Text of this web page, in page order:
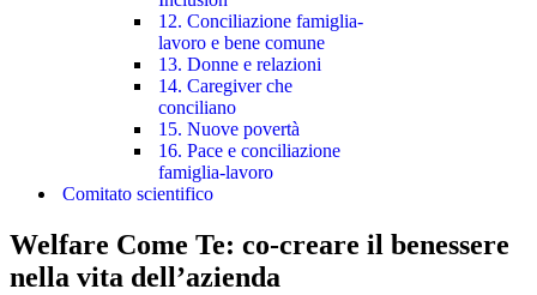
12. Conciliazione famiglia-
lavoro e bene comune
13. Donne e relazioni
14. Caregiver che
conciliano
15. Nuove povertà
16. Pace e conciliazione
famiglia-lavoro
Comitato scientifico
Welfare Come Te: co-creare il benessere
nella vita dell’azienda